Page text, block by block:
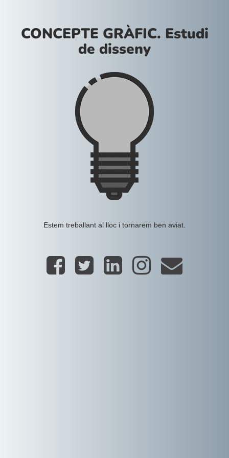
CONCEPTE GRÀFIC. Estudi
de disseny
Estem treballant al lloc i tornarem ben aviat.